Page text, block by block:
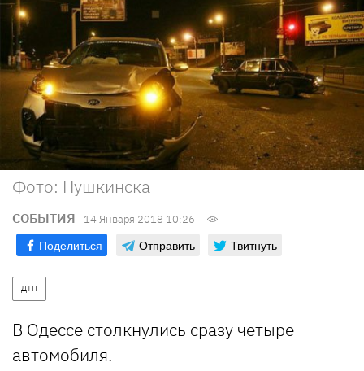
Фото: Пушкинска
СОБЫТИЯ 14 Января 2018 10:26
Поделиться Отправить Твитнуть
ДТП
В Одессе столкнулись сразу четыре
автомобиля.